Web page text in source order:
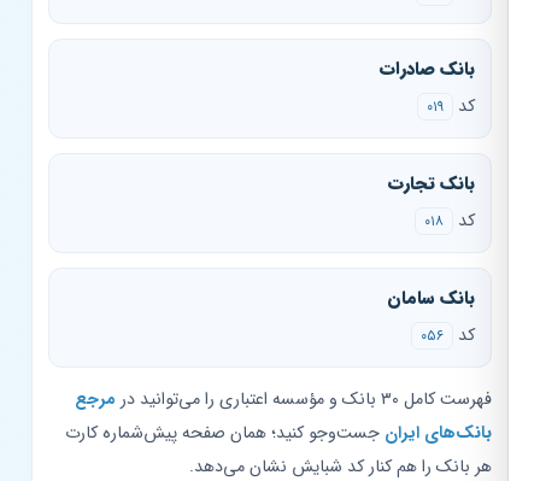
بانک صادرات
۰۱۹
بانک تجارت
۰۱۸
بانک سامان
۰۵۶
فهرست کامل ۳۰ بانک و مؤسسه اعتباری را می‌توانید در
مرجع
بانک‌های ایرانجست‌وجو کنید؛ همان صفحه پیش‌شماره کارت
هر بانک را هم کنار کد شبایش نشان می‌دهد.